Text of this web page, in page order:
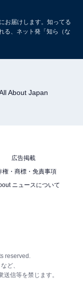
お届けします。知ってる
る、ネット発「知ら（な
About Japan
広告掲載
権・商標・免責事項
ニュースについて
reserved.
ど、
信等を禁じます。